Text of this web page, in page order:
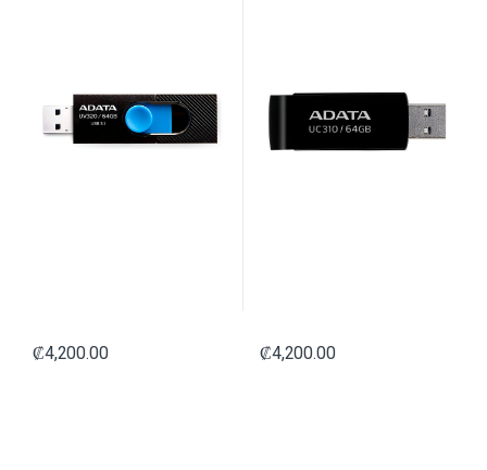
₡4,200.00 ₡4,200.00